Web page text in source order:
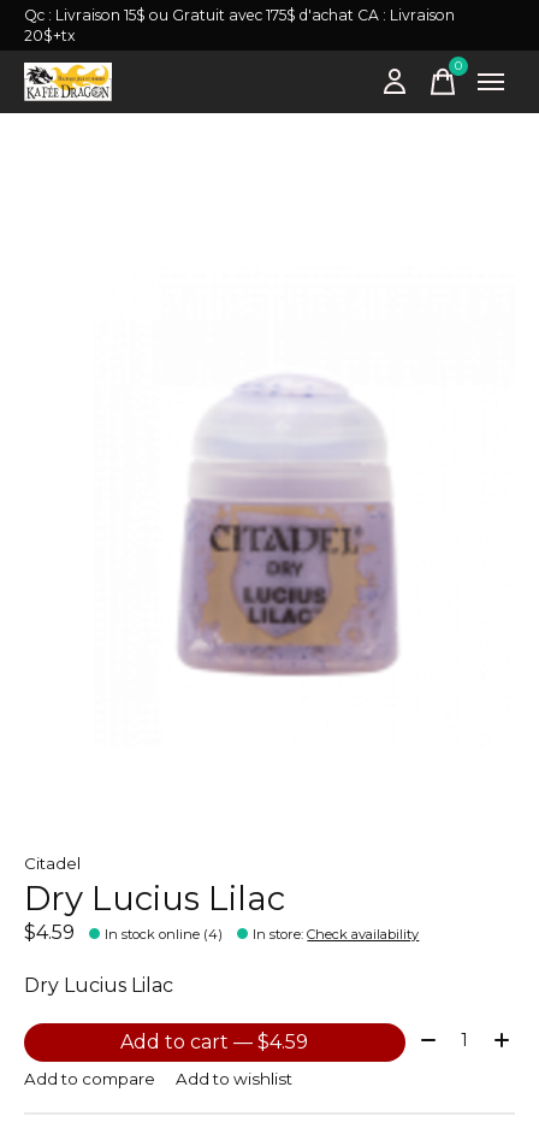
Qc : Livraison 15$ ou Gratuit avec 175$ d'achat CA : Livraison
20$+tx
0items
Citadel
Dry Lucius Lilac
$4.59 In stock online (4) In store:Check availability
Dry Lucius Lilac
Add to cart — $4.59 Quantity:
Add to compare Add to wishlist